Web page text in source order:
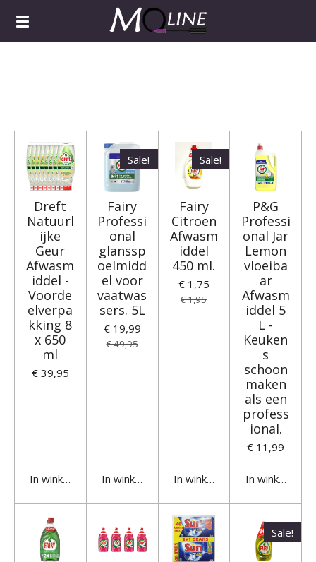
Ga
Dreft
Natuurl
ijke
Geur
Afwasm
iddel -
Voorde
elverpa
kking 8
x 650
ml
€ 39,95
In winkelwagen
Sale!
Fairy
Professi
onal
glanssp
oelmidd
el voor
vaatwas
sers. 5L
€ 19,99
€ 49,95
In winkelwagen
Sale!
Fairy
Citroen
Afwasm
iddel
450 ml.
€ 1,75
€ 1,95
In winkelwagen
P&G
Professi
onal Jar
Lemon
vloeiba
ar
Afwasm
iddel 5
L -
Keuken
s
schoon
maken
als een
profess
ional.
€ 11,99
In
Sale!